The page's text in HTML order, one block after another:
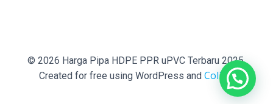
© 2026 Harga Pipa HDPE PPR uPVC Terbaru 2025.
Created for free using WordPress and Colibri